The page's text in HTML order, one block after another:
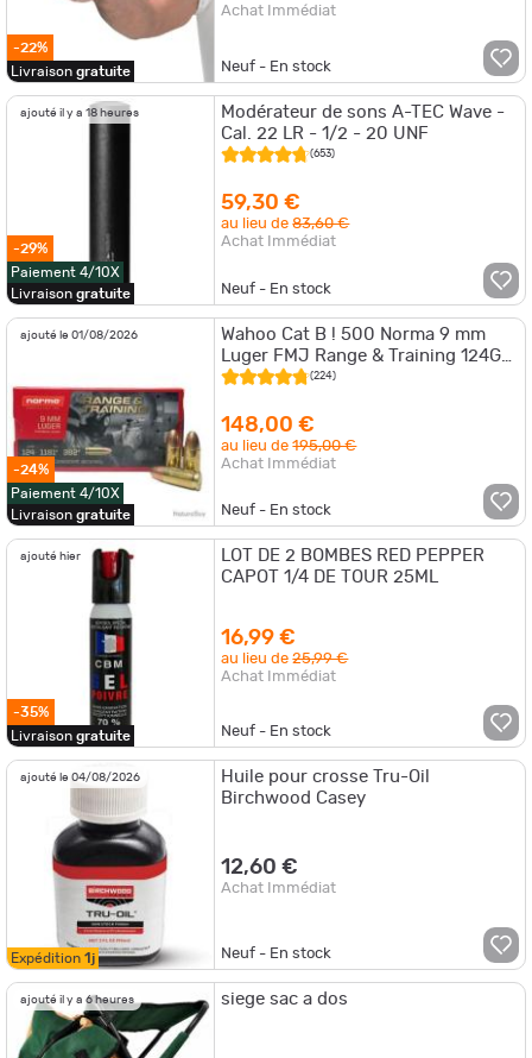
-22%
Livraison gratuite
Achat Immédiat
Neuf - En stock
ajouté il y a 18 heures
-29%
Paiement 4/10X
Livraison gratuite
Modérateur de sons A-TEC Wave -
Cal. 22 LR - 1/2 - 20 UNF
(653)
59,30 €
au lieu de83,60 €
Achat Immédiat
Neuf - En stock
ajouté le 01/08/2026
-24%
Paiement 4/10X
Livraison gratuite
Wahoo Cat B ! 500 Norma 9 mm
Luger FMJ Range & Training 124GR
- 8G - 10 boîtes
(224)
148,00 €
au lieu de195,00 €
Achat Immédiat
Neuf - En stock
ajouté hier
-35%
Livraison gratuite
LOT DE 2 BOMBES RED PEPPER
CAPOT 1/4 DE TOUR 25ML
16,99 €
au lieu de25,99 €
Achat Immédiat
Neuf - En stock
ajouté le 04/08/2026
Expédition 1j
Huile pour crosse Tru-Oil
Birchwood Casey
12,60 €
Achat Immédiat
Neuf - En stock
ajouté il y a 6 heures siege sac a dos